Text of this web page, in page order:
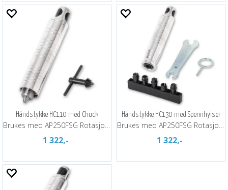
Håndstykke HC110 med Chuck
Brukes med AP250FSG Rotasjonssliper
1 322,-
Håndstykke HC130 med Spennhylser
Brukes med AP250FSG Rotasjonssliper
1 322,-